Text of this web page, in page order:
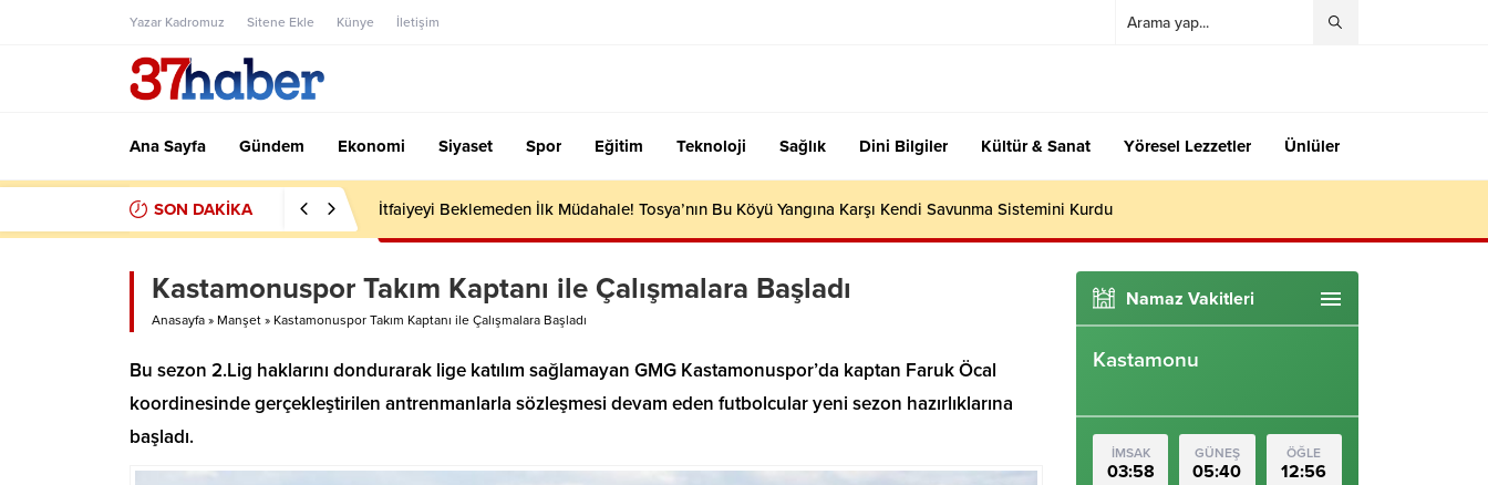
Yazar Kadromuz Sitene Ekle Künye İletişim
Ana Sayfa Gündem Ekonomi Siyaset Spor Eğitim Teknoloji Sağlık Dini Bilgiler Kültür & Sanat Yöresel Lezzetler Ünlüler
SON DAKİKA İtfaiyeyi Beklemeden İlk Müdahale! Tosya’nın Bu Köyü Yangına Karşı Kendi Savunma Sistemini Kurdu
Kastamonuspor Takım Kaptanı ile Çalışmalara Başladı
Anasayfa » Manşet » Kastamonuspor Takım Kaptanı ile Çalışmalara Başladı
Bu sezon 2.Lig haklarını dondurarak lige katılım sağlamayan GMG Kastamonuspor’da kaptan Faruk Öcal
koordinesinde gerçekleştirilen antrenmanlarla sözleşmesi devam eden futbolcular yeni sezon hazırlıklarına
başladı.
Namaz Vakitleri
Kastamonu
İMSAK
03:58
GÜNEŞ
05:40
ÖĞLE
12:56